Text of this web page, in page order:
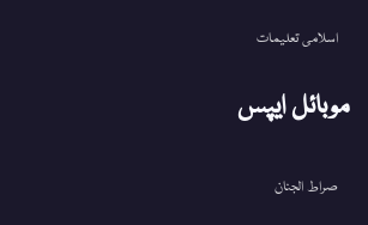
اسلامی تعلیمات
موبائل ایپس
صراط الجنان